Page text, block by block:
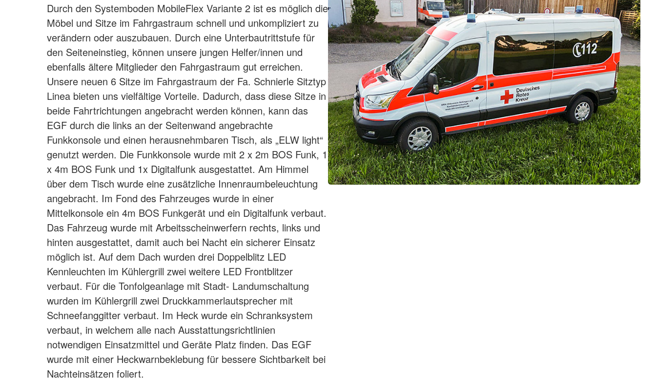
Durch den Systemboden MobileFlex Variante 2 ist es möglich die
Möbel und Sitze im Fahrgastraum schnell und unkompliziert zu
verändern oder auszubauen. Durch eine Unterbautrittstufe für
den Seiteneinstieg, können unsere jungen Helfer/innen und
ebenfalls ältere Mitglieder den Fahrgastraum gut erreichen.
Unsere neuen 6 Sitze im Fahrgastraum der Fa. Schnierle Sitztyp
Linea bieten uns vielfältige Vorteile. Dadurch, dass diese Sitze in
beide Fahrtrichtungen angebracht werden können, kann das
EGF durch die links an der Seitenwand angebrachte
Funkkonsole und einen herausnehmbaren Tisch, als „ELW light“
genutzt werden. Die Funkkonsole wurde mit 2 x 2m BOS Funk, 1
x 4m BOS Funk und 1x Digitalfunk ausgestattet. Am Himmel
über dem Tisch wurde eine zusätzliche Innenraumbeleuchtung
angebracht. Im Fond des Fahrzeuges wurde in einer
Mittelkonsole ein 4m BOS Funkgerät und ein Digitalfunk verbaut.
Das Fahrzeug wurde mit Arbeitsscheinwerfern rechts, links und
hinten ausgestattet, damit auch bei Nacht ein sicherer Einsatz
möglich ist. Auf dem Dach wurden drei Doppelblitz LED
Kennleuchten im Kühlergrill zwei weitere LED Frontblitzer
verbaut. Für die Tonfolgeanlage mit Stadt- Landumschaltung
wurden im Kühlergrill zwei Druckkammerlautsprecher mit
Schneefanggitter verbaut. Im Heck wurde ein Schranksystem
verbaut, in welchem alle nach Ausstattungsrichtlinien
notwendigen Einsatzmittel und Geräte Platz finden. Das EGF
wurde mit einer Heckwarnbeklebung für bessere Sichtbarkeit bei
Nachteinsätzen foliert.